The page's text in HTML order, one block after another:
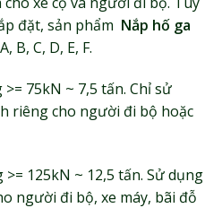
đặt, sản phẩm Nắp hố ga
B, C, D, E, F.
75kN ~ 7,5 tấn. Chỉ sử
riêng cho người đi bộ hoặc
125kN ~ 12,5 tấn. Sử dụng
người đi bộ, xe máy, bãi đỗ